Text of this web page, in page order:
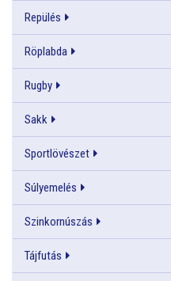
Repülés
Röplabda
Rugby
Sakk
Sportlövészet
Súlyemelés
Szinkornúszás
Tájfutás